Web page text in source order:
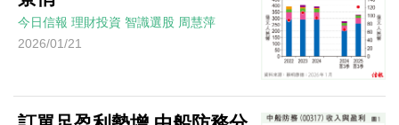
今日信報 理財投資 智識選股 周慧萍
2026/01/21